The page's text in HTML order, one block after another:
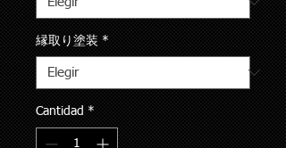
縁取り塗装 *
Cantidad *